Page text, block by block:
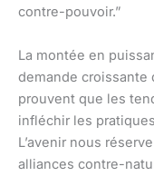
contre-pouvoir.”
La montée en
demande croissante
prouvent que les
infléchir les
L’avenir nous
alliances contre-